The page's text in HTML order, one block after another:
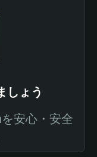
しょう
安心・安全